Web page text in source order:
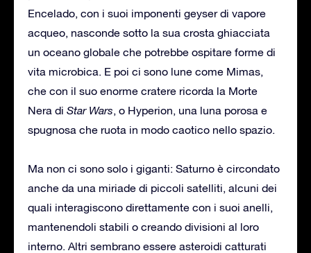
Encelado, con i suoi imponenti geyser di vapore
acqueo, nasconde sotto la sua crosta ghiacciata
un oceano globale che potrebbe ospitare forme di
vita microbica. E poi ci sono lune come Mimas,
che con il suo enorme cratere ricorda la Morte
Nera di Star Wars, o Hyperion, una luna porosa e
spugnosa che ruota in modo caotico nello spazio.
Ma non ci sono solo i giganti: Saturno è circondato
anche da una miriade di piccoli satelliti, alcuni dei
quali interagiscono direttamente con i suoi anelli,
mantenendoli stabili o creando divisioni al loro
interno. Altri sembrano essere asteroidi catturati